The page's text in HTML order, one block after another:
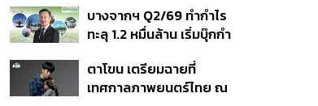
เนื่อง ประเมินปล่อยตัว
บางจากฯ Q2/69 ทำกำไร
ทะลุ 1.2 หมื่นล้าน เริ่มบุ๊กกำ
แรก หนุนรายได้ครึ่งปีทะลุ
3.2 แสนล้าน
ตาโขน เตรียมฉายที่
เทศกาลภาพยนตร์ไทย ณ